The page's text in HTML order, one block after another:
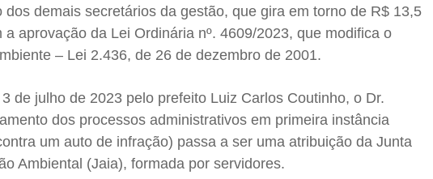
demais secretários da gestão, que gira em torno de R$ 13,5
a aprovação da Lei Ordinária nº. 4609/2023, que modifica o
– Lei 2.436, de 26 de dezembro de 2001.
de julho de 2023 pelo prefeito Luiz Carlos Coutinho, o Dr.
dos processos administrativos em primeira instância
um auto de infração) passa a ser uma atribuição da Junta
Ambiental (Jaia), formada por servidores.